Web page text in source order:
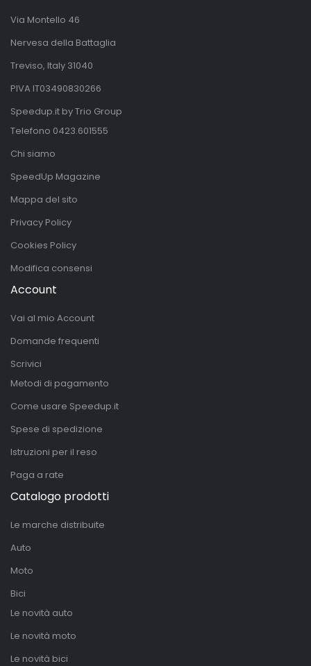
Via Montello 46
Nervesa della Battaglia
Treviso, Italy 31040
PIVA IT03490830266
Speedup.it by Trio Group
Telefono 0423.601555
Chi siamo
SpeedUp Magazine
Mappa del sito
Privacy Policy
Cookies Policy
Modifica consensi
Account
Vai al mio Account
Domande frequenti
Scrivici
Metodi di pagamento
Come usare Speedup.it
Spese di spedizione
Istruzioni per il reso
Paga a rate
Catalogo prodotti
Le marche distribuite
Auto
Moto
Bici
Le novità auto
Le novità moto
Le novità bici